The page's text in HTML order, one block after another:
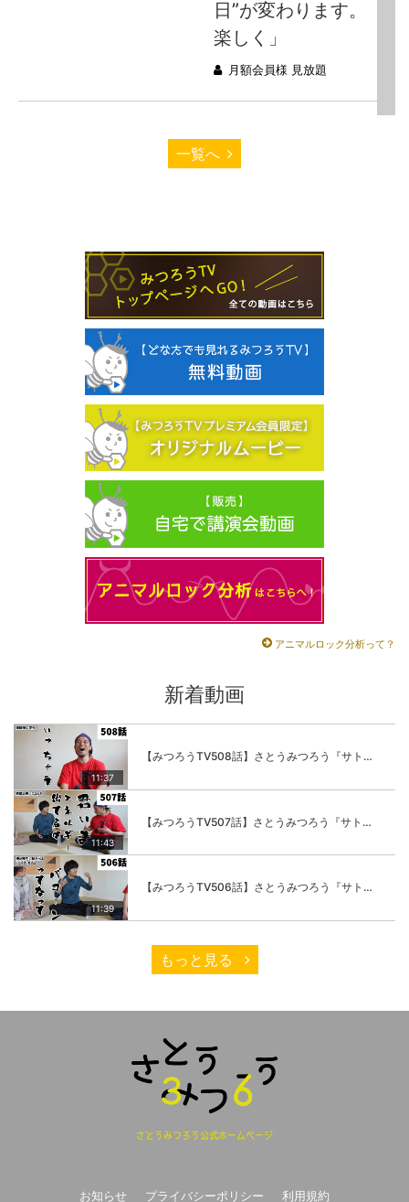
日”が変わります。
楽しく」
月額会員様 見放題
一覧へ
アニマルロック分析って？
新着動画
11:37
【みつろうTV508話】さとうみつろう『サトレル男塾』編④「“毎日”が変わります。楽しく」
11:43
【みつろうTV507話】さとうみつろう『サトレル男塾』編③「快楽は“自分のカラダの内側”にしかない」
11:39
【みつろうTV506話】さとうみつろう『サトレル男塾』編②「不思議な棒をお尻に…」
もっと見る
さとうみつろう公式ホームページ
お知らせ プライバシーポリシー 利用規約